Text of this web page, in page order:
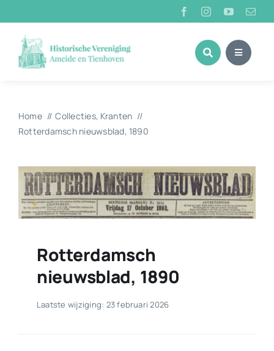
naar
inhoud
Home Collecties Kranten
Rotterdamsch nieuwsblad, 1890
Rotterdamsch
nieuwsblad, 1890
Laatste wijziging: 23 februari 2026